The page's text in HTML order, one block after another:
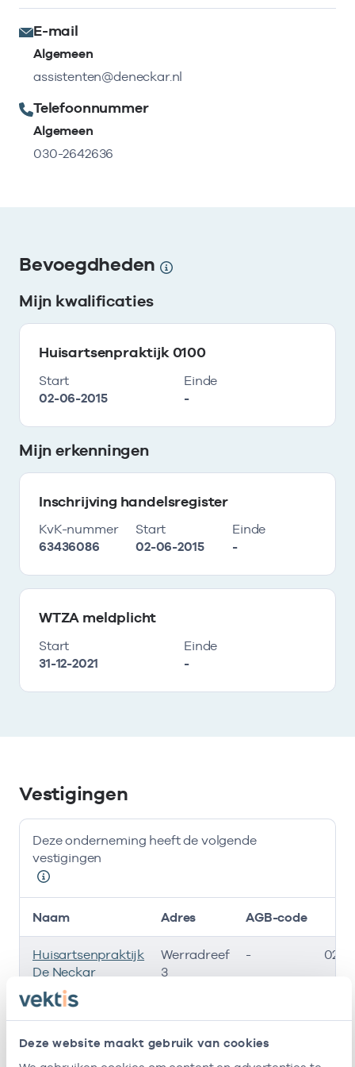
Deze website maakt gebruik van cookies
E-mail
Algemeen
assistenten@deneckar.nl
Telefoonnummer
Algemeen
030-2642636
Bevoegdheden
Mijn kwalificaties
Huisartsenpraktijk 0100
Start
02-06-2015
Einde
-
Mijn erkenningen
Inschrijving handelsregister
KvK-nummer
63436086
Start
02-06-2015
Einde
-
WTZA meldplicht
Start
31-12-2021
Einde
-
Vestigingen
Deze onderneming heeft de volgende
vestigingen
Naam Adres AGB-code
Huisartsenpraktijk
De Neckar
Werradreef
3
- 02-